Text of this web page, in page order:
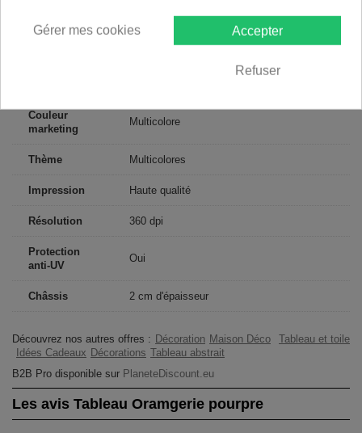
135x45 cm, 120x40 cm, 150x50 cm
Couleur
marketing
Multicolore
Thème Multicolores
Impression Haute qualité
Résolution 360 dpi
Protection
anti-UV
Oui
Châssis 2 cm d'épaisseur
Découvrez nos autres offres : Décoration Maison Déco
Tableau et toile
Idées Cadeaux Décorations Tableau abstrait
B2B Pro disponible sur PlaneteDiscount.eu
Les avis Tableau Oramgerie pourpre
Accepter
Refuser
Gérer mes cookies